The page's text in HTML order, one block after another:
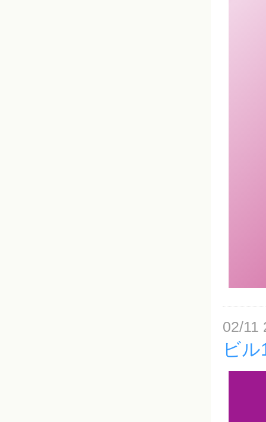
02/11
ビ